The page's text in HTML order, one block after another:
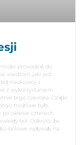
prowadzić do
wiedzieli, jaki jest
naukowcy z
z wykorzystaniem
tego zjawiska. Dzięki
możliwe było
okresie czterech
ból. Odkryto, że
bólowe wpływały na